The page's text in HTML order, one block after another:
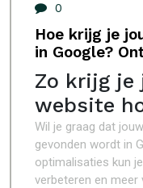
0
Hoe krijg je
in Google?
Zo krijg je
website
Wil je graag dat
gevonden wordt in
optimalisaties kun
verbeteren en meer